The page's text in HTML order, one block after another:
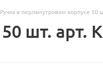
Ручка в перламутровом корпусе 50
шт. арт.